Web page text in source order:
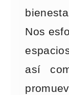
Nos
así